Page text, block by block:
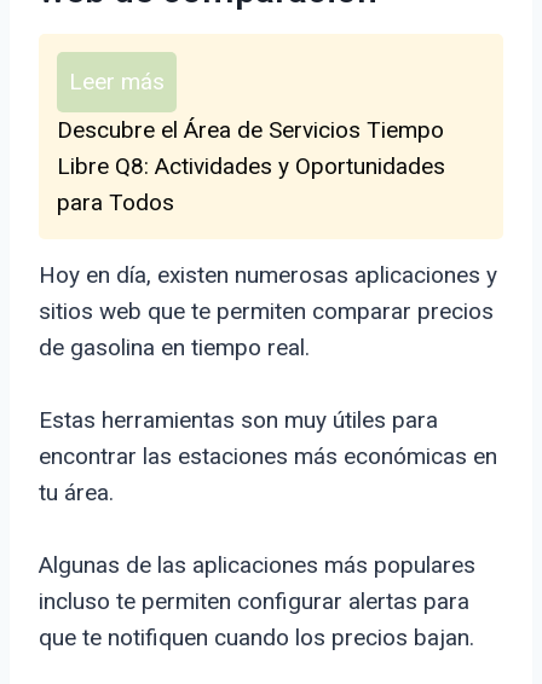
Leer más
Descubre el Área de Servicios Tiempo
Libre Q8: Actividades y Oportunidades
para Todos
Hoy en día, existen numerosas aplicaciones y
sitios web que te permiten comparar precios
de gasolina en tiempo real.
Estas herramientas son muy útiles para
encontrar las estaciones más económicas en
tu área.
Algunas de las aplicaciones más populares
incluso te permiten configurar alertas para
que te notifiquen cuando los precios bajan.